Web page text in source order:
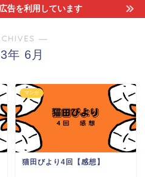
告を利用しています
―
年 6月
マンガ
猫田びより4回【感想】